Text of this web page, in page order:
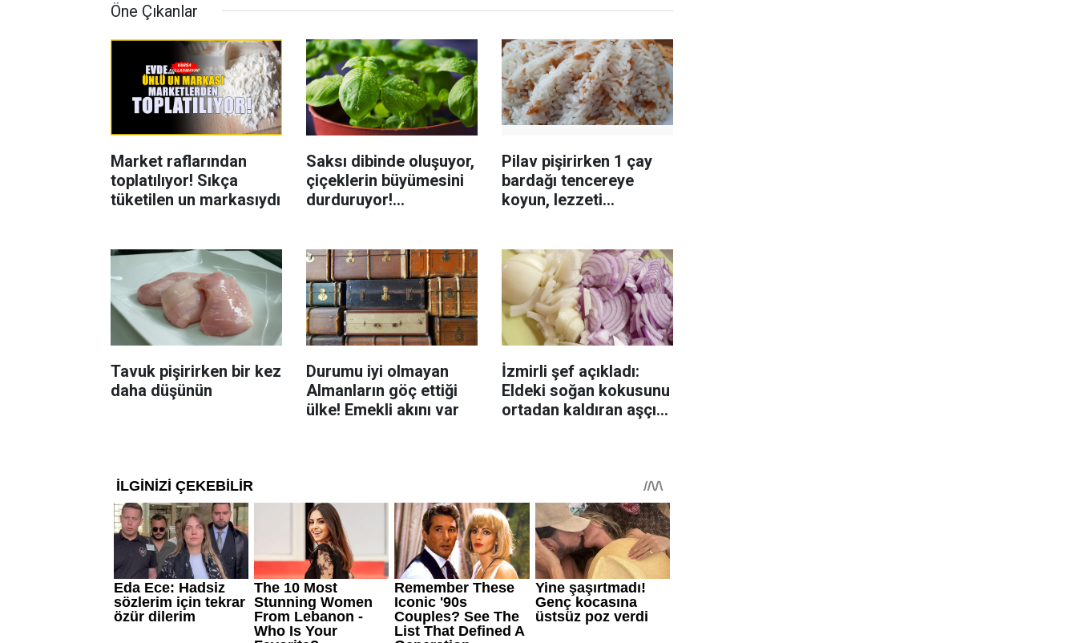
Öne Çıkanlar
Market raflarından
toplatılıyor! Sıkça
tüketilen un markasıydı
Saksı dibinde oluşuyor,
çiçeklerin büyümesini
durduruyor!
Pilav pişirirken 1 çay
bardağı tencereye
koyun, lezzeti
Tavuk pişirirken bir kez
daha düşünün
Durumu iyi olmayan
Almanların göç ettiği
ülke! Emekli akını var
İzmirli şef açıkladı:
Eldeki soğan kokusunu
ortadan kaldıran aşçı